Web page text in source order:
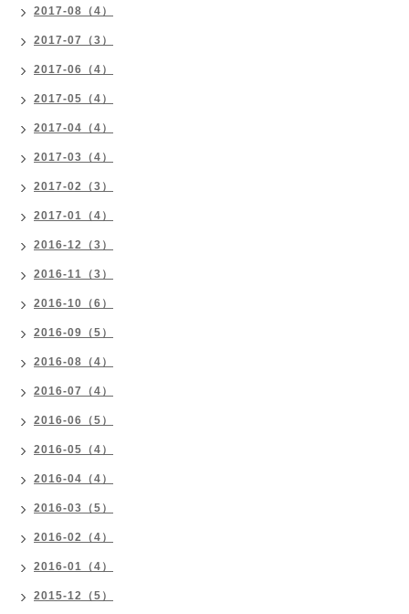
2017-08（4）
2017-07（3）
2017-06（4）
2017-05（4）
2017-04（4）
2017-03（4）
2017-02（3）
2017-01（4）
2016-12（3）
2016-11（3）
2016-10（6）
2016-09（5）
2016-08（4）
2016-07（4）
2016-06（5）
2016-05（4）
2016-04（4）
2016-03（5）
2016-02（4）
2016-01（4）
2015-12（5）